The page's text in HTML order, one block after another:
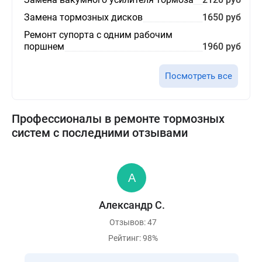
Замена тормозных дисков
1650 руб
Ремонт супорта с одним рабочим
поршнем
1960 руб
Посмотреть все
Профессионалы в ремонте тормозных
систем с последними отзывами
Александр С.
Отзывов: 47
Рейтинг: 98%